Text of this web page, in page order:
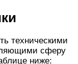
техническими
сферу
ниже: